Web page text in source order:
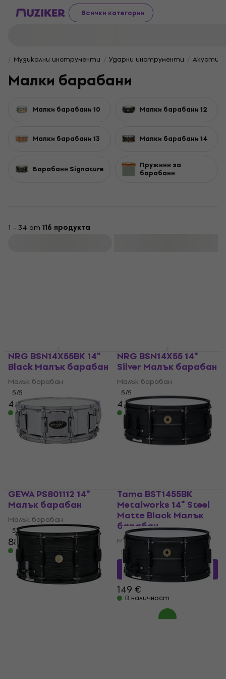
Всички категории
Музикални инструменти Ударни инструменти
Малки барабани
Малки барабани 10 Малки барабани 12
Малки барабани 13 Малки барабани 14
Барабани Signature Пружини за
барабани
1 - 34 от 116 продукта
NRG BSN14X55BK 14"
Black Малък барабан
Малък барабан
5/5
48,90 €
В наличност
NRG BSN14X55 14"
Silver Малък барабан
Малък барабан
5/5
47,20 €48,90 €
В наличност
GEWA PS801112 14"
Малък барабан
Малък барабан
5/5
88,60 € 93 €
В наличност
Tama BST1455BK
Metalworks 14" Steel
Matte Black Малък
барабан
Малък барабан
5/5
127,91 €с код MUZMUZ-
10
149 €
В наличност